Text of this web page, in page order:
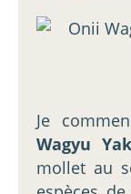
Je
Wagyu
mollet au